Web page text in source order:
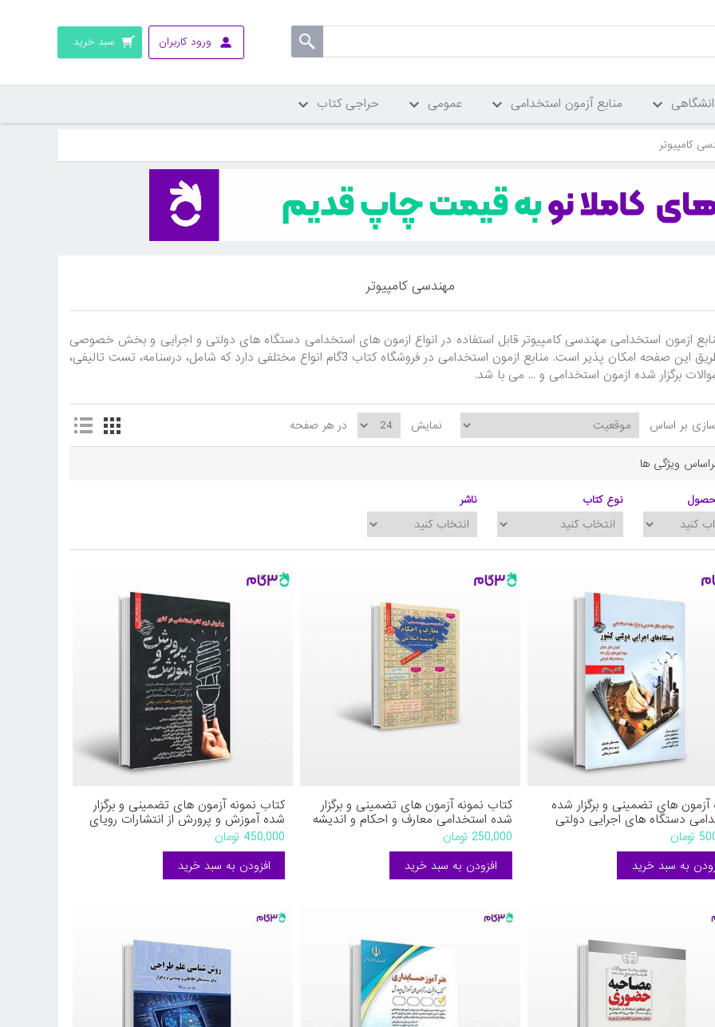
ورود کاربران سبد خرید
منابع آزمون استخدامی عمومی حراجی کتاب
کامپیوتر
مهندسی کامپیوتر
ازمون استخدامی مهندسی کامپیوتر قابل استفاده در انواع ازمون های استخدامی دستگاه های دولتی و اجرایی و بخش خصوصی
و ... از طریق این صفحه امکان پذیر است. منابع ازمون استخدامی در فروشگاه کتاب 3گام انواع مختلفی دارد که شامل، درسنامه، تست تالیفی،
برگزار شده ازمون استخدامی و ... می با شد.
بر اساس نمایش در هر صفحه
ویژگی ها
نوع کتاب ناشر
آزمون های تضمینی و برگزار شده
دستگاه های اجرایی دولتی
سبز نوشته محمدعلی عزیزی
فاطمه ساریخانی
کتاب نمونه آزمون های تضمینی و برگزار
شده استخدامی معارف و احکام و اندیشه
اسلامی از انتشارات رویای سبز نوشته
محمدعلی عزیزی
250,000 تومان
کتاب نمونه آزمون های تضمینی و برگزار
شده آموزش و پرورش از انتشارات رویای
سبز نوشته میلاد تراب ابطحی محمد علی
عزیزی
450,000 تومان